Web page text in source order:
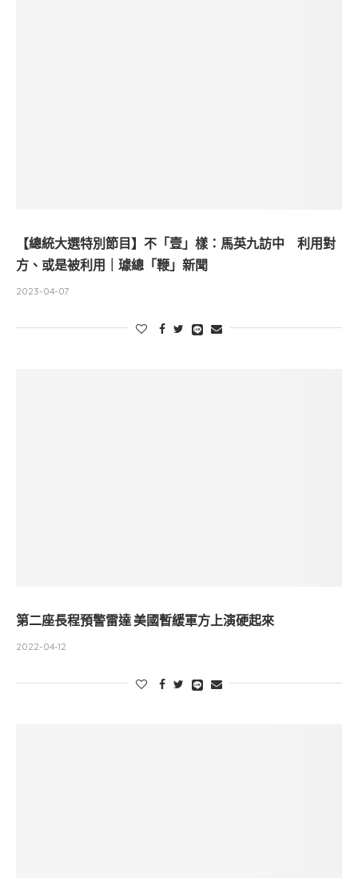
【總統大選特別節目】不「壹」樣：馬英九訪中 利用對
方、或是被利用｜璩總「鞭」新聞
2023-04-07
第二座長程預警雷達 美國暫緩軍方上演硬起來
2022-04-12